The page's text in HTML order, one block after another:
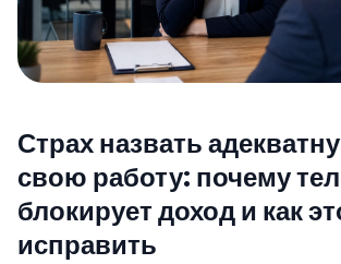
Страх назвать
свою работу: почему
блокирует доход и как
исправить